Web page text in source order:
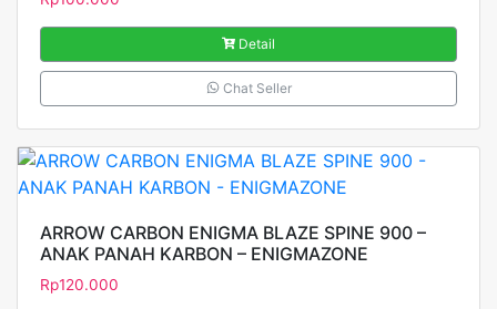
Detail
Chat Seller
ARROW CARBON ENIGMA BLAZE SPINE 900 –
ANAK PANAH KARBON – ENIGMAZONE
Rp120.000